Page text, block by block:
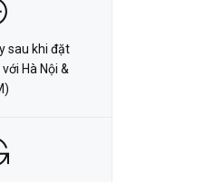
sau khi đặt
Hà Nội &